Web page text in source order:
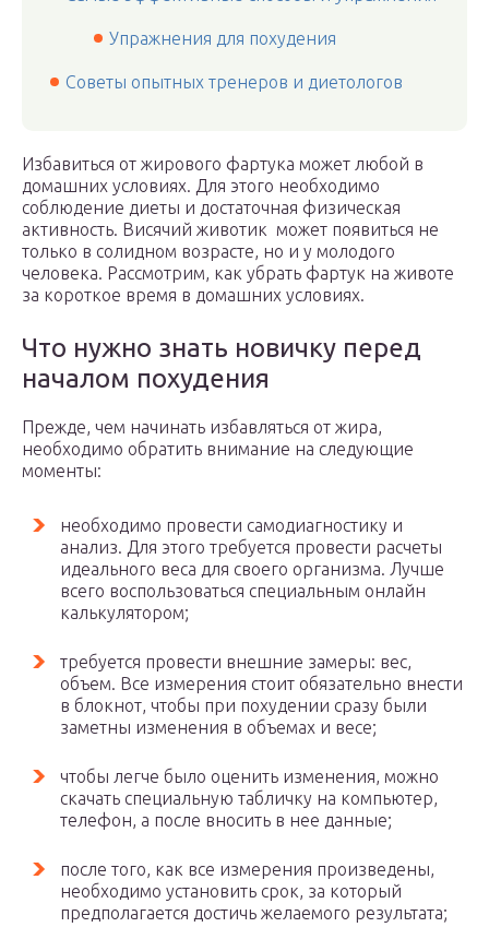
Упражнения для похудения
Советы опытных тренеров и диетологов
Избавиться от жирового фартука может любой в
домашних условиях. Для этого необходимо
соблюдение диеты и достаточная физическая
активность. Висячий животик может появиться не
только в солидном возрасте, но и у молодого
человека. Рассмотрим, как убрать фартук на животе
за короткое время в домашних условиях.
Что нужно знать новичку перед
началом похудения
Прежде, чем начинать избавляться от жира,
необходимо обратить внимание на следующие
моменты:
необходимо провести самодиагностику и
анализ. Для этого требуется провести расчеты
идеального веса для своего организма. Лучше
всего воспользоваться специальным онлайн
калькулятором;
требуется провести внешние замеры: вес,
объем. Все измерения стоит обязательно внести
в блокнот, чтобы при похудении сразу были
заметны изменения в объемах и весе;
чтобы легче было оценить изменения, можно
скачать специальную табличку на компьютер,
телефон, а после вносить в нее данные;
после того, как все измерения произведены,
необходимо установить срок, за который
предполагается достичь желаемого результата;